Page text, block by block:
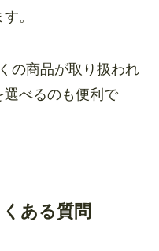
。
の商品が取り扱われ
べるのも便利で
ある質問